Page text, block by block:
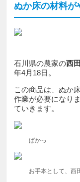
ぬか床の材料が
石川県の農家の西
年4月18日。
この商品は、ぬか
作業が必要になり
ていきます。
ぱかっ
お手本として、西